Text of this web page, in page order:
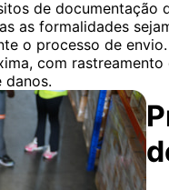
de documentação
as formalidades
o processo de
com rastreamento